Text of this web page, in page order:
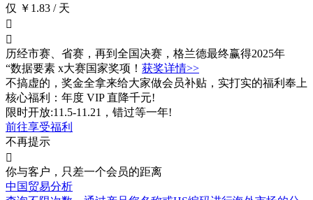
仅 ￥1.83 / 天


历经市赛、省赛，再到全国决赛，格兰德最终赢得2025年
“数据要素 x大赛国家奖项！ 获奖详情>>
不搞虚的，奖金全拿来给大家做会员补贴，实打实的福利奉上
核心福利：年度 VIP 直降千元!
限时开放:11.5-11.21，错过等一年!
前往享受福利
不再提示

你与客户，只差一个会员的距离
中国贸易分析